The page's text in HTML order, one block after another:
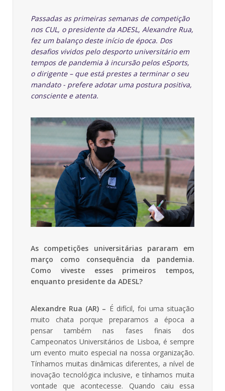
Passadas as primeiras semanas de competição
nos CUL, o presidente da ADESL, Alexandre Rua,
fez um balanço deste início de época. Dos
desafios vividos pelo desporto universitário em
tempos de pandemia à incursão pelos eSports,
o dirigente – que está prestes a terminar o seu
mandato - prefere adotar uma postura positiva,
consciente e atenta.
As competições universitárias pararam em
março como consequência da pandemia.
Como viveste esses primeiros tempos,
enquanto presidente da ADESL?
Alexandre Rua (AR) – É difícil, foi uma situação
muito chata porque preparamos a época a
pensar também nas fases finais dos
Campeonatos Universitários de Lisboa, é sempre
um evento muito especial na nossa organização.
Tínhamos muitas dinâmicas diferentes, a nível de
inovação tecnológica inclusive, e tínhamos muita
vontade que acontecesse. Quando caiu essa